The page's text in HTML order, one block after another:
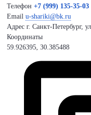
Телефон +7 (999) 135-35-03
Email u-shariki@bk.ru
Адрес г. Санкт-Петербург,
Координаты
59.926395, 30.385488